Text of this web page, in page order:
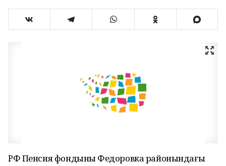
РФ Пенсия фондының Федоровка районындағы